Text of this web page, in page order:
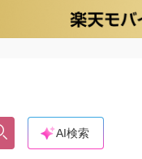
AI検索